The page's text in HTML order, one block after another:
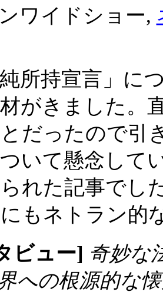
ワイドショー,
純所持宣言」に
がきました。
だったので引
いて懸念して
れた記事でし
もネトラン的
ビュー] 奇妙な
への根源的な